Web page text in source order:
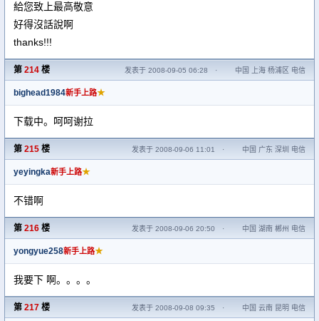
給您致上最高敬意
好得沒話說啊
thanks!!!
第 214 楼 发表于 2008-09-05 06:28 · 中国 上海 杨浦区 电信
bighead1984新手上路★
下载中。呵呵谢拉
第 215 楼 发表于 2008-09-06 11:01 · 中国 广东 深圳 电信
yeyingka新手上路★
不错啊
第 216 楼 发表于 2008-09-06 20:50 · 中国 湖南 郴州 电信
yongyue258新手上路★
我要下 啊。。。。
第 217 楼 发表于 2008-09-08 09:35 · 中国 云南 昆明 电信